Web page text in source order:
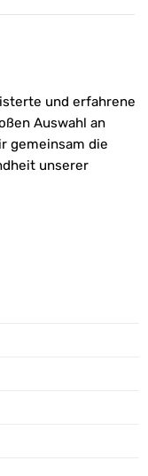
und erfahrene
Auswahl an
gemeinsam die
unserer